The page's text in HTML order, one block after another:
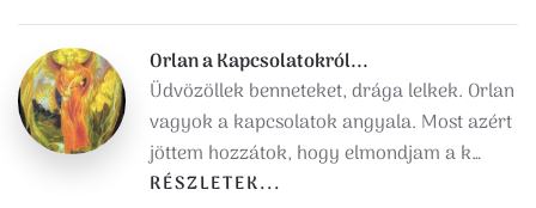
Orlan a Kapcsolatokról...
Üdvözöllek benneteket, drága lelkek. Orlan
vagyok a kapcsolatok angyala. Most azért
jöttem hozzátok, hogy elmondjam a k…
RÉSZLETEK...